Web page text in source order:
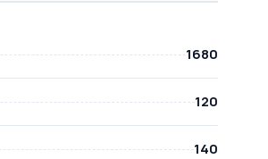
1680
120
140